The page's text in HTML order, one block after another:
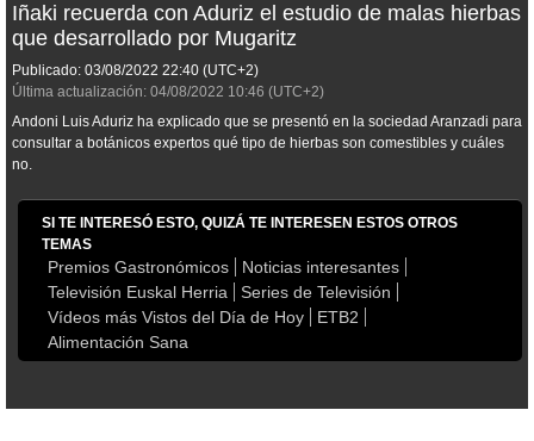
Iñaki recuerda con Aduriz el estudio de malas hierbas
que desarrollado por Mugaritz
Publicado: 03/08/2022 22:40 (UTC+2)
Última actualización: 04/08/2022 10:46 (UTC+2)
Andoni Luis Aduriz ha explicado que se presentó en la sociedad Aranzadi para
consultar a botánicos expertos qué tipo de hierbas son comestibles y cuáles
no.
SI TE INTERESÓ ESTO, QUIZÁ TE INTERESEN ESTOS OTROS
TEMAS
Premios Gastronómicos
Noticias interesantes
Televisión Euskal Herria
Series de Televisión
Vídeos más Vistos del Día de Hoy
ETB2
Alimentación Sana